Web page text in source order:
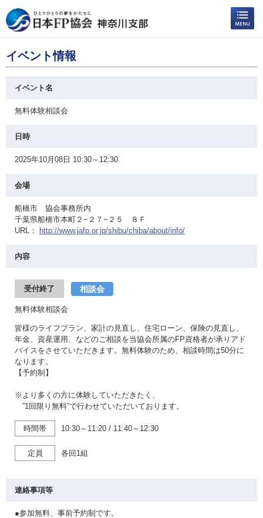
イベント情報
イベント名
無料体験相談会
日時
2025年10月08日 10:30～12:30
会場
船橋市 協会事務所内
千葉県船橋市本町２−２７−２５ ８Ｆ
URL：
http://www.jafp.or.jp/shibu/chiba/about/info/
内容
受付終了 相談会
無料体験相談会
皆様のライフプラン、家計の見直し、住宅ローン、保険の見直し、
年金、資産運用、などのご相談を当協会所属のFP資格者が承りアド
バイスをさせていただきます。無料体験のため、相談時間は50分に
なります。
【予約制】
※より多くの方に体験していただきたく、
”1回限り無料”で行わせていただいております。
時間帯 10:30～11:20 / 11:40～12:30
定員 各回1組
連絡事項等
●参加無料、事前予約制です。